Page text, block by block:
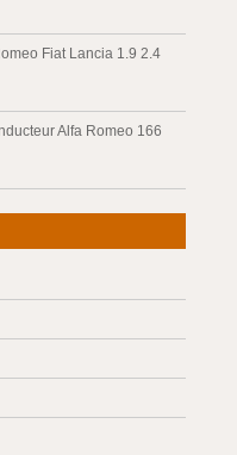
Fiat Lancia 1.9 2.4
Alfa Romeo 166